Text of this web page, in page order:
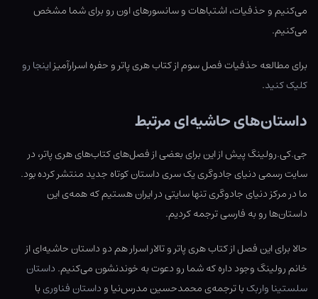
می‌کنیم و حذفیات، اشتباهات و سانسورهای اون رو برای شما مشخص
می‌کنیم.
برای مطالعه حذفیات فصل سوم از کتاب هری پاتر و حفره اسرارآمیزاینجا رو
کلیک کنید.
داستان‌های حاشیه‌ای مرتبط
جی.کی.رولینگ پیش از این برای بعضی از فصل‌های کتاب‌های هری پاتر، در
سایت رسمی دنیای جادوگری یک سری داستان کوتاه جدید منتشر کرده بود.
ما در مرکز دنیای جادوگری تنها سایتی در ایران هستیم که همه‌ی این
داستان‌ها رو به فارسی ترجمه کردیم.
حالا برای این فصل از کتاب هری پاتر و تالار اسرار هم دو داستان حاشیه‌ای از
خانم رولینگ وجود داره که شما رو دعوت به خوندنشون می‌کنیم. داستان
سلستینا واربکبا ترجمه‌ی محمدحسین مدرس‌نیا و داستان فناوریبا